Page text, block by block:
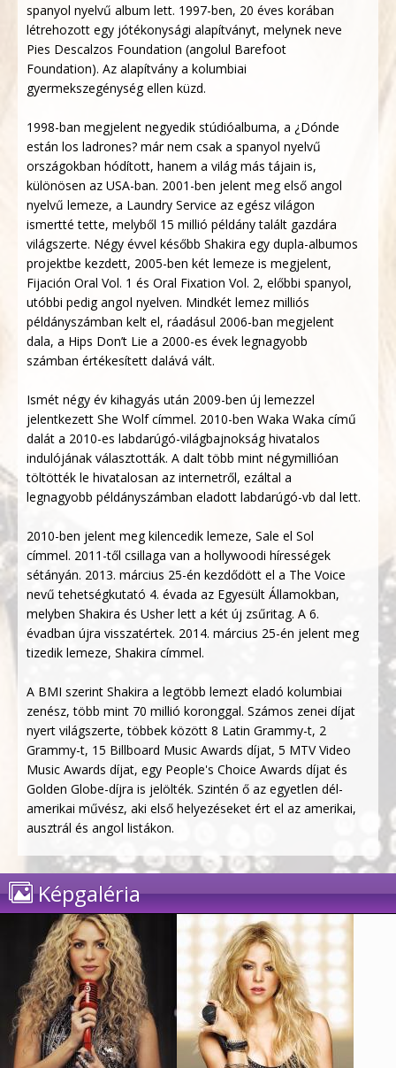
spanyol nyelvű album lett. 1997-ben, 20 éves korában
létrehozott egy jótékonysági alapítványt, melynek neve
Pies Descalzos Foundation (angolul Barefoot
Foundation). Az alapítvány a kolumbiai
gyermekszegénység ellen küzd.
1998-ban megjelent negyedik stúdióalbuma, a ¿Dónde
están los ladrones? már nem csak a spanyol nyelvű
országokban hódított, hanem a világ más tájain is,
különösen az USA-ban. 2001-ben jelent meg első angol
nyelvű lemeze, a Laundry Service az egész világon
ismertté tette, melyből 15 millió példány talált gazdára
világszerte. Négy évvel később Shakira egy dupla-albumos
projektbe kezdett, 2005-ben két lemeze is megjelent,
Fijación Oral Vol. 1 és Oral Fixation Vol. 2, előbbi spanyol,
utóbbi pedig angol nyelven. Mindkét lemez milliós
példányszámban kelt el, ráadásul 2006-ban megjelent
dala, a Hips Don’t Lie a 2000-es évek legnagyobb
számban értékesített dalává vált.
Ismét négy év kihagyás után 2009-ben új lemezzel
jelentkezett She Wolf címmel. 2010-ben Waka Waka című
dalát a 2010-es labdarúgó-világbajnokság hivatalos
indulójának választották. A dalt több mint négymillióan
töltötték le hivatalosan az internetről, ezáltal a
legnagyobb példányszámban eladott labdarúgó-vb dal lett.
2010-ben jelent meg kilencedik lemeze, Sale el Sol
címmel. 2011-től csillaga van a hollywoodi hírességek
sétányán. 2013. március 25-én kezdődött el a The Voice
nevű tehetségkutató 4. évada az Egyesült Államokban,
melyben Shakira és Usher lett a két új zsűritag. A 6.
évadban újra visszatértek. 2014. március 25-én jelent meg
tizedik lemeze, Shakira címmel.
A BMI szerint Shakira a legtöbb lemezt eladó kolumbiai
zenész, több mint 70 millió koronggal. Számos zenei díjat
nyert világszerte, többek között 8 Latin Grammy-t, 2
Grammy-t, 15 Billboard Music Awards díjat, 5 MTV Video
Music Awards díjat, egy People's Choice Awards díjat és
Golden Globe-díjra is jelölték. Szintén ő az egyetlen dél-
amerikai művész, aki első helyezéseket ért el az amerikai,
ausztrál és angol listákon.
Képgaléria